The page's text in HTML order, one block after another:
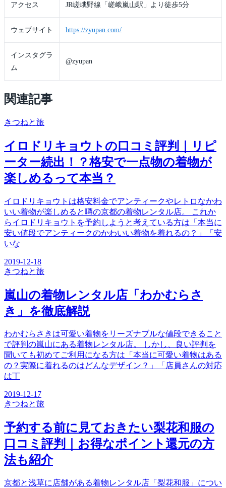
アクセス JR嵯峨野線「嵯峨嵐山駅」より徒歩5分
ウェブサイト https://zyupan.com/
インスタグラ
ム
@zyupan
関連記事
きつねと旅
イロドリキョウトの口コミ評判｜リピ
ーター続出！？格安で一点物の着物が
楽しめるって本当？
イロドリキョウトは格安料金でアンティークやレトロなかわ
いい着物が楽しめると噂の京都の着物レンタル店。 これか
らイロドリキョウトを予約しようと考えている方は「本当に
安い値段でアンティークのかわいい着物を着れるの？」「安
いな
2019-12-18
きつねと旅
嵐山の着物レンタル店「わかむらさ
き」を徹底解説
わかむらさきは可愛い着物をリーズナブルな値段できること
で評判の嵐山にある着物レンタル店。 しかし、良い評判を
聞いても初めてご利用になる方は「本当に可愛い着物はある
の？実際に着れるのはどんなデザイン？」「店員さんの対応
は丁
2019-12-17
きつねと旅
予約する前に見ておきたい梨花和服の
口コミ評判｜お得なポイント還元の方
法も紹介
京都と浅草に店舗がある着物レンタル店「梨花和服」につい